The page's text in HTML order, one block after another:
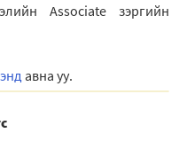
Associate зэргийн
эндавна уу.